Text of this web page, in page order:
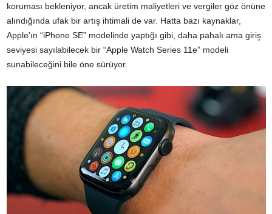
koruması bekleniyor, ancak üretim maliyetleri ve vergiler göz önüne
alındığında ufak bir artış ihtimali de var. Hatta bazı kaynaklar,
Apple’ın “iPhone SE” modelinde yaptığı gibi, daha pahalı ama giriş
seviyesi sayılabilecek bir “Apple Watch Series 11e” modeli
sunabileceğini bile öne sürüyor.